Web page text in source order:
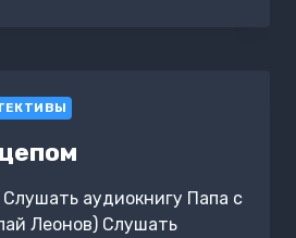
аудиокнигу Папа с
Леонов) Слушать